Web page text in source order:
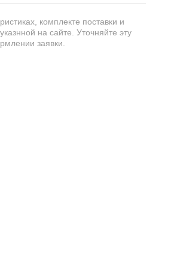
комплекте поставки и
на сайте. Уточняйте эту
заявки.